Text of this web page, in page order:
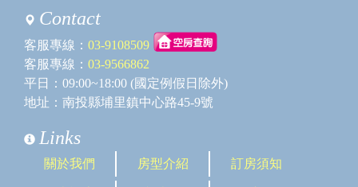
Contact
客服專線： 03-9108509
客服專線： 03-9566862
平日：09:00~18:00 (國定例假日除外)
地址：南投縣埔里鎮中心路45-9號
Links
關於我們 房型介紹 訂房須知